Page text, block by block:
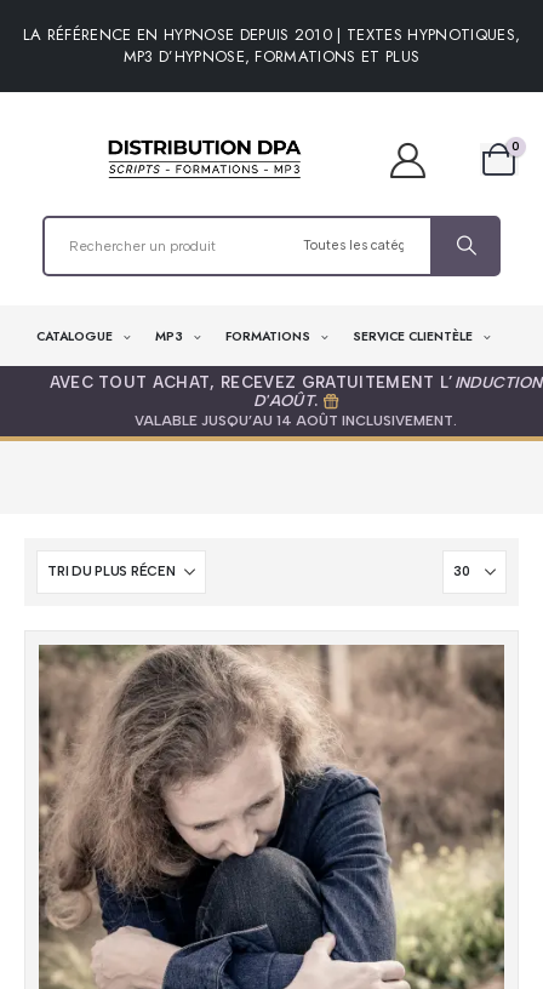
LA RÉFÉRENCE EN HYPNOSE DEPUIS 2010 | TEXTES HYPNOTIQUES,
MP3 D’HYPNOSE, FORMATIONS ET PLUS
0
CATALOGUE MP3 FORMATIONS SERVICE CLIENTÈLE
AVEC TOUT ACHAT, RECEVEZ GRATUITEMENT L’ INDUCTION
D'AOÛT.
VALABLE JUSQU’AU 14 AOÛT INCLUSIVEMENT.